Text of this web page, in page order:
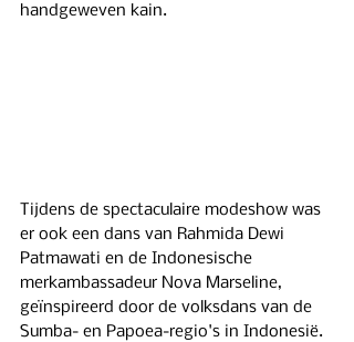
handgeweven kain.
Tijdens de spectaculaire modeshow was
er ook een dans van Rahmida Dewi
Patmawati en de Indonesische
merkambassadeur Nova Marseline,
geïnspireerd door de volksdans van de
Sumba- en Papoea-regio's in Indonesië.